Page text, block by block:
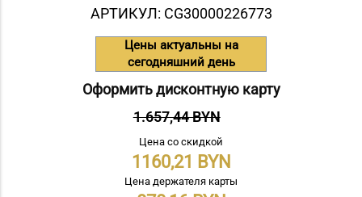
АРТИКУЛ: СG30000226773
Цены актуальны на
сегодняшний день
Оформить дисконтную карту
1.657,44 BYN
Цена со скидкой
1160,21
Цена держателя карты